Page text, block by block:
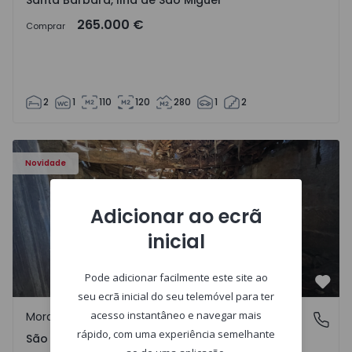
Comprar 265.000 €
2 1 110 120 280 1 2
Novidade
Moradia Vila Real, São Tomé do Castelo e Justes -
São Tomé do Castelo e Justes, Vila Real
Moradia Rústica
São Tomé do Castelo e Justes, Vila Real
Adicionar ao ecrã
inicial
Pode adicionar facilmente este site ao
seu ecrã inicial do seu telemóvel para ter
acesso instantâneo e navegar mais
rápido, com uma experiência semelhante